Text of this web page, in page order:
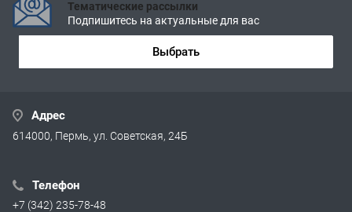
Тематические рассылки
Подпишитесь на актуальные для вас
Выбрать
Адрес
614000, Пермь, ул. Советская, 24Б
Телефон
+7 (342) 235-78-48